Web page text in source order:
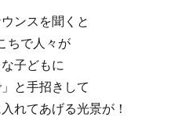
ンスを聞くと
ちで人々が
子どもに
」と手招きして
れてあげる光景が！